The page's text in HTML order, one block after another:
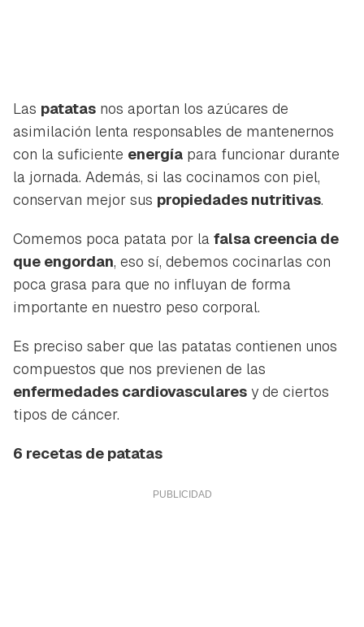
Las patatas nos aportan los azúcares de
asimilación lenta responsables de mantenernos
con la suficiente energía para funcionar durante
la jornada. Además, si las cocinamos con piel,
conservan mejor sus propiedades nutritivas.
Comemos poca patata por la falsa creencia de
que engordan, eso sí, debemos cocinarlas con
poca grasa para que no influyan de forma
importante en nuestro peso corporal.
Es preciso saber que las patatas contienen unos
compuestos que nos previenen de las
enfermedades cardiovasculares y de ciertos
tipos de cáncer.
6 recetas de patatas